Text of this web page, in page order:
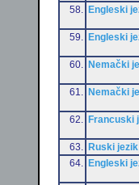
58.
Engleski
59. Engleski
60.
Nemački
61.
Nemački
62. Francuski
63. Ruski
64.
Engleski